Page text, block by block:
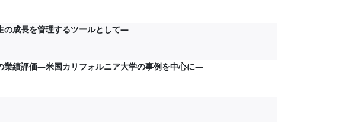
の成長を管理するツールとして―
業績評価―米国カリフォルニア大学の事例を中心に―